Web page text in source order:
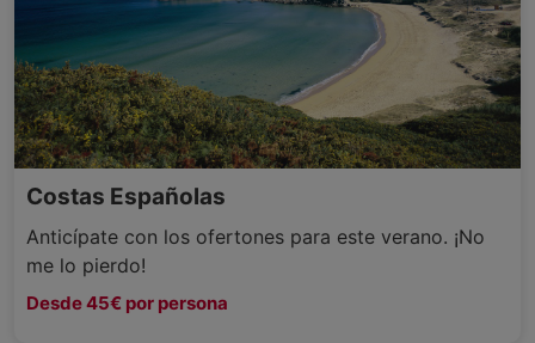
Costas Españolas
Anticípate con los ofertones para este verano. ¡No
me lo pierdo!
Desde 45€ por persona